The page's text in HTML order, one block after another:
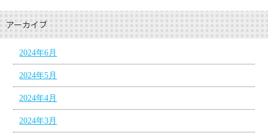
アーカイブ
2024年6月
2024年5月
2024年4月
2024年3月